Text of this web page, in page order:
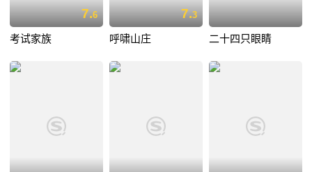
7.6
考试家族
7.3
呼啸山庄 二十四只眼睛